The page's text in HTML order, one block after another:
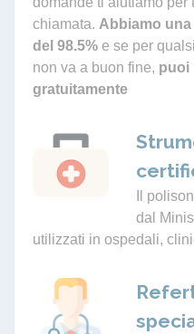
chiamata. Abbiamo
del 98.5% e se per
non va a buon fine, puoi
gratuitamente
Il
dal
utilizzati in ospedali,